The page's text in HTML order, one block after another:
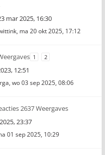
mar 2025, 16:30
, ma 20 okt 2025, 17:12
1 2
12:51
, wo 03 sep 2025, 08:06
2637 Weergaves
23:37
01 sep 2025, 10:29